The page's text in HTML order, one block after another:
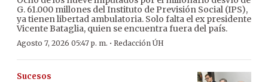
G. 61.000 millones del Instituto de Previsión Social (IPS),
ya tienen libertad ambulatoria. Solo falta el ex presidente
Vicente Bataglia, quien se encuentra fuera del país.
Agosto 7, 2026 05:47 p. m. · Redacción ÚH
Sucesos